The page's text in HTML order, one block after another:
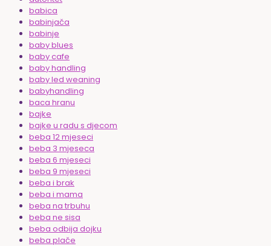
babica
babinjača
babinje
baby blues
baby cafe
baby handling
baby led weaning
babyhandling
baca hranu
bajke
bajke u radu s djecom
beba 12 mjeseci
beba 3 mjeseca
beba 6 mjeseci
beba 9 mjeseci
beba i brak
beba i mama
beba na trbuhu
beba ne sisa
beba odbija dojku
beba plače